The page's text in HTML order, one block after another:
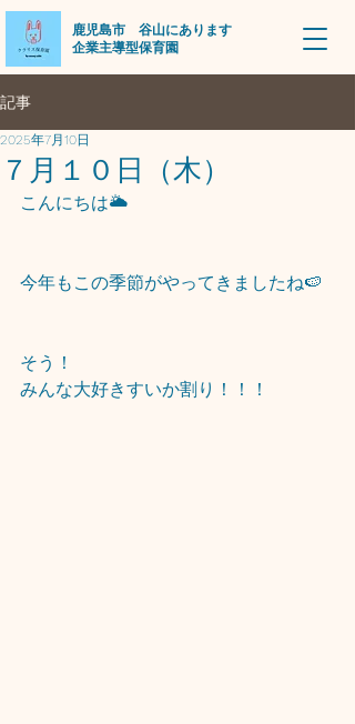
​鹿児島市 谷山にあります
企業主導型保育園
記事
７月１０日（木）
2025年7月10日
こんにちは🌥
今年もこの季節がやってきましたね🍉
そう！
みんな大好きすいか割り！！！